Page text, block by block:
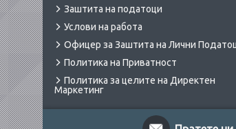
Заштита на податоци
Услови на работа
Офицер за Заштита на Лични
Политика на Приватност
Политика за целите на Директен
Маркетинг